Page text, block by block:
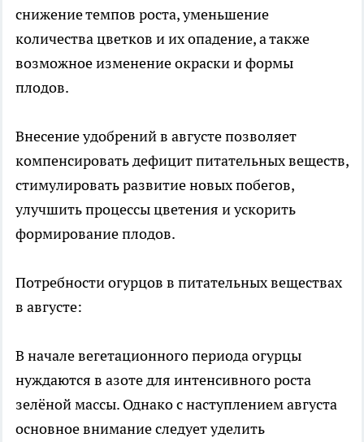
снижение темпов роста, уменьшение
количества цветков и их опадение, а также
возможное изменение окраски и формы
плодов.
Внесение удобрений в августе позволяет
компенсировать дефицит питательных веществ,
стимулировать развитие новых побегов,
улучшить процессы цветения и ускорить
формирование плодов.
Потребности огурцов в питательных веществах
в августе:
В начале вегетационного периода огурцы
нуждаются в азоте для интенсивного роста
зелёной массы. Однако с наступлением августа
основное внимание следует уделить